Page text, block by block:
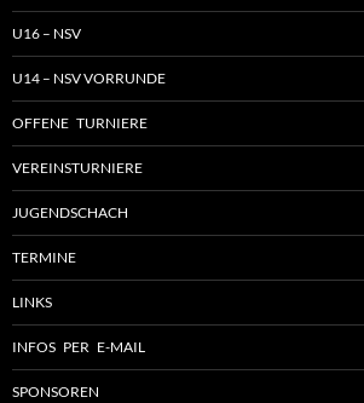
U16 – NSV
U14 – NSV VORRUNDE
OFFENE TURNIERE
VEREINSTURNIERE
JUGENDSCHACH
TERMINE
LINKS
INFOS PER E-MAIL
SPONSOREN